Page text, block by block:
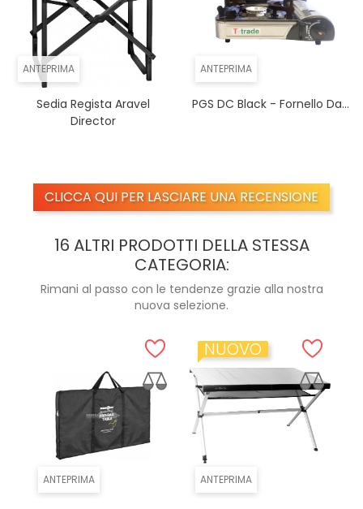
ANTEPRIMA
Sedia Regista Aravel
Director
ANTEPRIMA
PGS DC Black - Fornello Da...
CLICCA QUI PER LASCIARE UNA RECENSIONE
16 ALTRI PRODOTTI DELLA STESSA
CATEGORIA:
Rimani al passo con le tendenze grazie alla nostra
nuova selezione.
ANTEPRIMA ANTEPRIMA
NUOVO